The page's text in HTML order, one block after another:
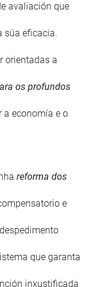
avaliación que
súa eficacia.
orientadas a
os profundos
a economía e o
reforma dos
e
que garanta
inxustificada